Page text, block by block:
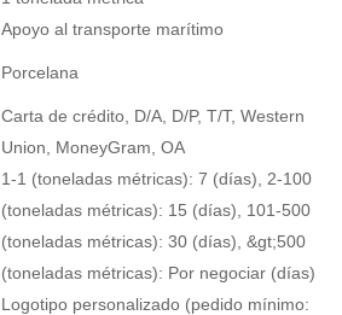
Apoyo al transporte marítimo
Porcelana
Carta de crédito, D/A, D/P, T/T, Western
Union, MoneyGram, OA
1-1 (toneladas métricas): 7 (días), 2-100
(toneladas métricas): 15 (días), 101-500
(toneladas métricas): 30 (días), &gt;500
(toneladas métricas): Por negociar (días)
Logotipo personalizado (pedido mínimo: